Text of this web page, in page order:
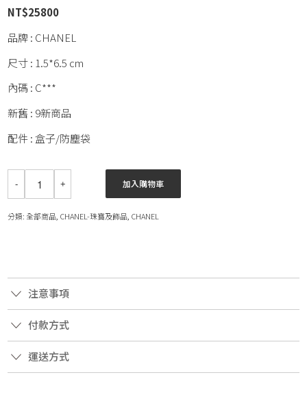
NT$25800
品牌 : CHANEL
尺寸 : 1.5*6.5 cm
內碼 : C***
新舊 : 9新商品
配件 : 盒子/防塵袋
加入購物車
分類:全部商品 CHANEL-珠寶及飾品 CHANEL
注意事項
付款方式
運送方式